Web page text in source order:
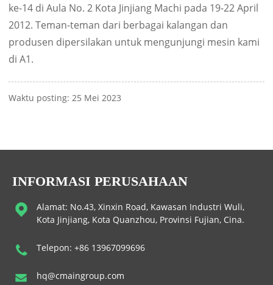
ke-14 di Aula No. 2 Kota Jinjiang Machi pada 19-22 April
2012. Teman-teman dari berbagai kalangan dan
produsen dipersilakan untuk mengunjungi mesin kami
di A1.
Waktu posting: 25 Mei 2023
INFORMASI PERUSAHAAN
Alamat: No.43, Xinxin Road, Kawasan Industri Wuli,
Kota Jinjiang, Kota Quanzhou, Provinsi Fujian, Cina.
Telepon: +86 13967099696
hq@cmaingroup.com